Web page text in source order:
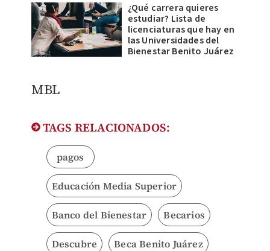
¿Qué carrera quieres
estudiar? Lista de
licenciaturas que hay en
las Universidades del
Bienestar Benito Juárez
MBL
TAGS RELACIONADOS:
pagos
Educación Media Superior
Banco del Bienestar Becarios
Descubre Beca Benito Juárez